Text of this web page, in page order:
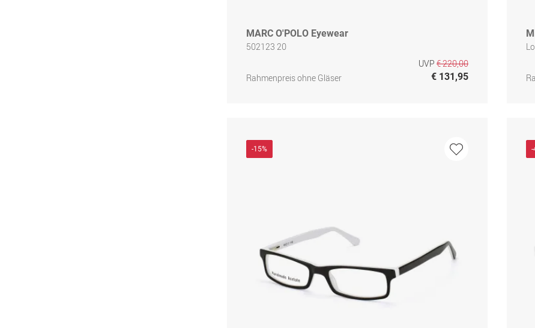
MARC O'POLO Eyewear
502123 20
Rahmenpreis ohne Gläser
UVP € 220,00
€ 131,95
-15% -